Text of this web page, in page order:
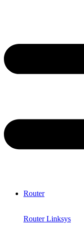
Router
Router Linksys